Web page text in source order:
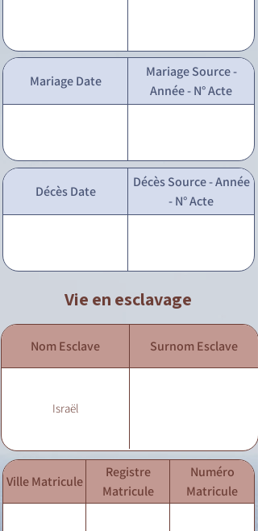
Mariage Date
Mariage Source -
Année - N° Acte
Décès Date
Décès Source - Année
- N° Acte
Vie en esclavage
Nom Esclave Surnom Esclave
Israël
Ville Matricule
Registre
Matricule
Numéro
Matricule